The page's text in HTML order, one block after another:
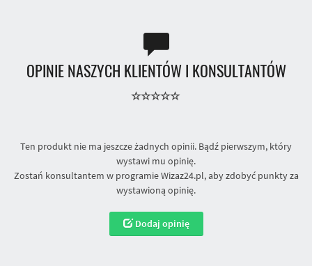
OPINIE NASZYCH KLIENTÓW I KONSULTANTÓW
Ten produkt nie ma jeszcze żadnych opinii. Bądź pierwszym, który
wystawi mu opinię.
Zostań konsultantem w programie Wizaz24.pl, aby zdobyć punkty za
wystawioną opinię.
Dodaj opinię